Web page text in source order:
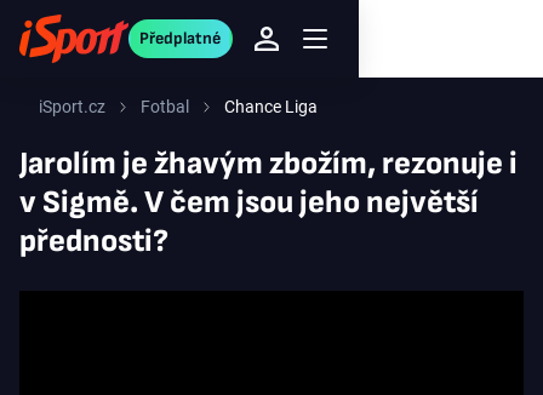
Předplatné
iSport.cz Fotbal Chance Liga
Jarolím je žhavým zbožím, rezonuje i
v Sigmě. V čem jsou jeho největší
přednosti?